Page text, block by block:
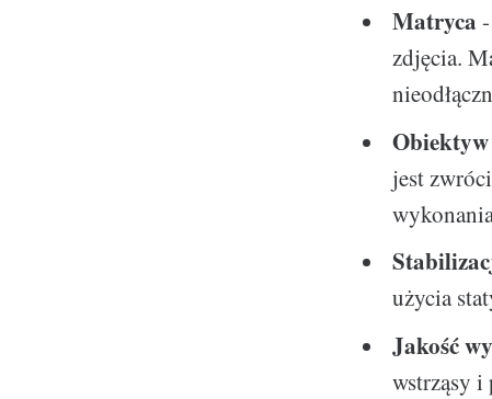
Matryca
zdjęcia.
Obiektyw
jest
użycia
Jakość
wstrząsy i